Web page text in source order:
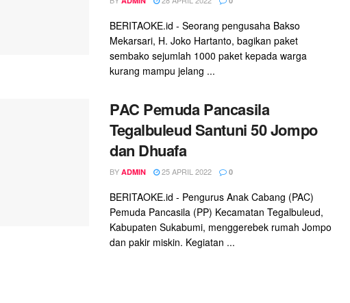
BERITAOKE.id - Seorang pengusaha Bakso
Mekarsari, H. Joko Hartanto, bagikan paket
sembako sejumlah 1000 paket kepada warga
kurang mampu jelang ...
PAC Pemuda Pancasila
Tegalbuleud Santuni 50 Jompo
dan Dhuafa
BY ADMIN 25 APRIL 2022 0
BERITAOKE.id - Pengurus Anak Cabang (PAC)
Pemuda Pancasila (PP) Kecamatan Tegalbuleud,
Kabupaten Sukabumi, menggerebek rumah Jompo
dan pakir miskin. Kegiatan ...